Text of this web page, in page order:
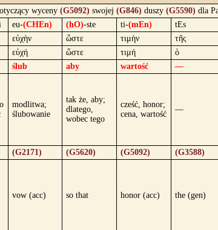
wyceny (G5092) swojej (G846) duszy (G5590) dla
eu-(CHEn) (hO)-ste ti-(mEn)
tEs
εὐχὴν ὥστε τιμὴν
τῆς
εὐχή ὥστε τιμή
ὁ
ślub aby wartość —
modlitwa;
ślubowanie
tak że, aby;
dlatego,
wobec tego
cześć, honor;
cena, wartość
—
(G2171) (G5620) (G5092) (G3588)
vow (acc) so that honor (acc) the (gen)